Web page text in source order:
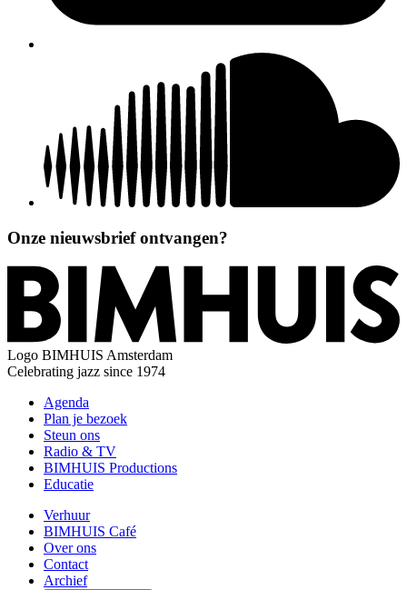
Onze nieuwsbrief ontvangen?
Logo BIMHUIS Amsterdam
Celebrating jazz since 1974
Agenda
Plan je bezoek
Steun ons
Radio & TV
BIMHUIS Productions
Educatie
Verhuur
BIMHUIS Café
Over ons
Contact
Archief